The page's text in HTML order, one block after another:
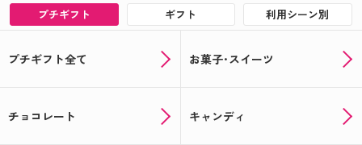
プチギフト ギフト 利用シーン別
プチギフト全て お菓子･スイーツ
チョコレート キャンディ